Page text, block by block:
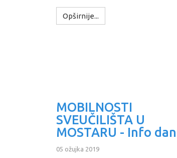
Opširnije...
MOBILNOSTI
SVEUČILIŠTA U
MOSTARU - Info dan
05 ožujka 2019